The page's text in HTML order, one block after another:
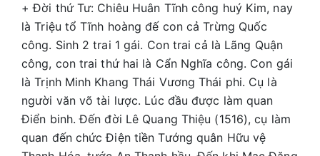
+ Đời thứ Tư: Chiêu Huân Tĩnh công huý Kim, nay
là Triệu tổ Tĩnh hoàng đế con cả Trừng Quốc
công. Sinh 2 trai 1 gái. Con trai cả là Lãng Quận
công, con trai thứ hai là Cẩn Nghĩa công. Con gái
là Trịnh Minh Khang Thái Vương Thái phi. Cụ là
người văn võ tài lược. Lúc đầu được làm quan
Điển binh. Đến đời Lê Quang Thiệu (1516), cụ làm
quan đến chức Điện tiền Tướng quân Hữu vệ